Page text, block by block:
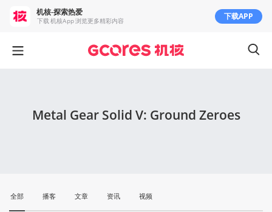
Metal Gear Solid V: Ground Zeroes
全部 播客 文章 资讯 视频
机核-探索热爱
下载 机核App 浏览更多精彩内容 下载APP